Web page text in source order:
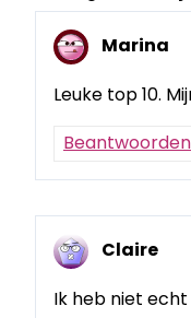
Marina
Leuke top 10.
Beantwoorden
Claire
Ik heb niet